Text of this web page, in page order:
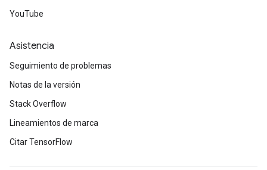
YouTube
Asistencia
Seguimiento de problemas
Notas de la versión
Stack Overflow
Lineamientos de marca
Citar TensorFlow